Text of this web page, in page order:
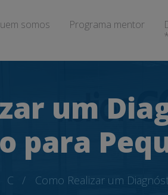
somos Programa mentor
um
para
C Como Realizar um